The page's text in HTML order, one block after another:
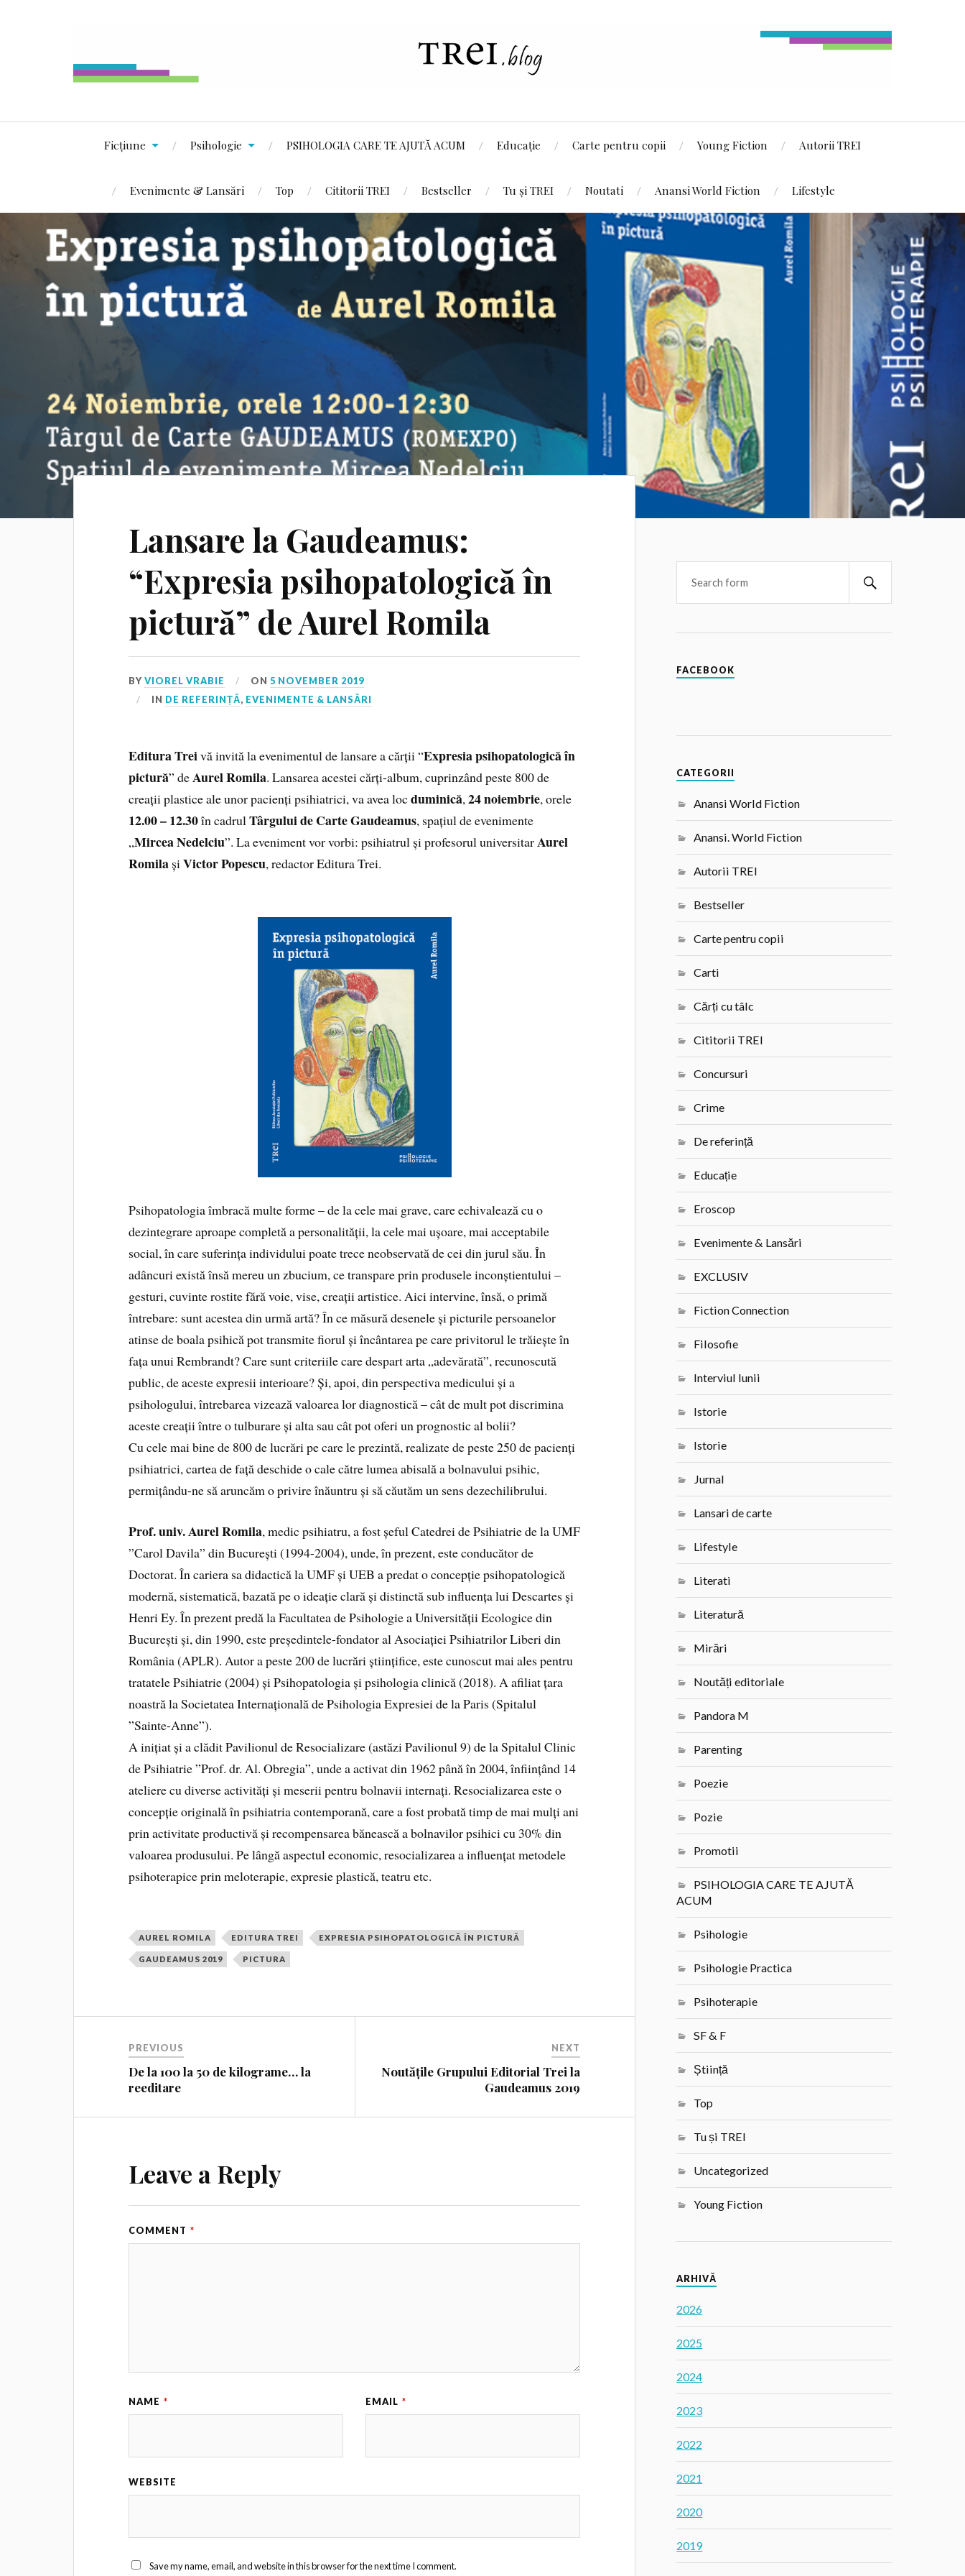
Ficțiune Psihologie PSIHOLOGIA CARE TE AJUTĂ ACUM Educație Carte pentru copii Young Fiction Autorii TREI
Evenimente & Lansări Top Cititorii TREI Bestseller Tu și TREI Noutati Anansi World Fiction Lifestyle
Lansare la Gaudeamus:
“Expresia psihopatologică în
pictură” de Aurel Romila
BYVIOREL VRABIE ON5 NOVEMBER 2019
IN DE REFERINȚĂ, EVENIMENTE & LANSĂRI
Editura Treivă invită la evenimentul de lansare a cărții “Expresia psihopatologică în
pictură” deAurel Romila. Lansarea acestei cărți-album, cuprinzând peste 800 de
creații plastice ale unor pacienți psihiatrici, va avea locduminică,24 noiembrie, orele
12.00 – 12.30în cadrulTârgului de Carte Gaudeamus, spațiul de evenimente
„Mircea Nedelciu”. La eveniment vor vorbi: psihiatrul și profesorul universitarAurel
Romila șiVictor Popescu, redactor Editura Trei.
Psihopatologia îmbracă multe forme – de la cele mai grave, care echivalează cu o
dezintegrare aproape completă a personalității, la cele mai ușoare, mai acceptabile
social, în care suferința individului poate trece neobservată de cei din jurul său. În
adâncuri există însă mereu un zbucium, ce transpare prin produsele inconștientului –
gesturi, cuvinte rostite fără voie, vise, creații artistice. Aici intervine, însă, o primă
întrebare: sunt acestea din urmă artă? În ce măsură desenele și picturile persoanelor
atinse de boala psihică pot transmite fiorul și încântarea pe care privitorul le trăiește în
fața unui Rembrandt? Care sunt criteriile care despart arta „adevărată”, recunoscută
public, de aceste expresii interioare? Și, apoi, din perspectiva medicului și a
psihologului, întrebarea vizează valoarea lor diagnostică – cât de mult pot discrimina
aceste creații între o tulburare și alta sau cât pot oferi un prognostic al bolii?
Cu cele mai bine de 800 de lucrări pe care le prezintă, realizate de peste 250 de pacienți
psihiatrici, cartea de față deschide o cale către lumea abisală a bolnavului psihic,
permițându-ne să aruncăm o privire înăuntru și să căutăm un sens dezechilibrului.
Prof. univ. Aurel Romila, medic psihiatru, a fost șeful Catedrei de Psihiatrie de la UMF
”Carol Davila” din București (1994-2004), unde, în prezent, este conducător de
Doctorat. În cariera sa didactică la UMF și UEB a predat o concepție psihopatologică
modernă, sistematică, bazată pe o ideație clară și distinctă sub influența lui Descartes și
Henri Ey. În prezent predă la Facultatea de Psihologie a Universității Ecologice din
București și, din 1990, este președintele-fondator al Asociației Psihiatrilor Liberi din
România (APLR). Autor a peste 200 de lucrări științifice, este cunoscut mai ales pentru
tratatele Psihiatrie (2004) și Psihopatologia și psihologia clinică (2018). A afiliat țara
noastră la Societatea Internațională de Psihologia Expresiei de la Paris (Spitalul
”Sainte-Anne”).
A inițiat și a clădit Pavilionul de Resocializare (astăzi Pavilionul 9) de la Spitalul Clinic
de Psihiatrie ”Prof. dr. Al. Obregia”, unde a activat din 1962 până în 2004, înființând 14
ateliere cu diverse activități și meserii pentru bolnavii internați. Resocializarea este o
concepție originală în psihiatria contemporană, care a fost probată timp de mai mulți ani
prin activitate productivă și recompensarea bănească a bolnavilor psihici cu 30% din
valoarea produsului. Pe lângă aspectul economic, resocializarea a influențat metodele
psihoterapice prin meloterapie, expresie plastică, teatru etc.
AUREL ROMILA EDITURA TREI EXPRESIA PSIHOPATOLOGICĂ ÎN PICTURĂ
GAUDEAMUS 2019 PICTURA
PREVIOUS
De la 100 la 50 de kilograme… la
reeditare
NEXT
Noutățile Grupului Editorial Trei la
Gaudeamus 2019
Leave a Reply
COMMENT *
NAME * EMAIL *
WEBSITE
Save my name, email, and website in this browser for the next time I comment.
FACEBOOK
CATEGORII
Anansi World Fiction
Anansi. World Fiction
Autorii TREI
Bestseller
Carte pentru copii
Carti
Cărți cu tâlc
Cititorii TREI
Concursuri
Crime
De referință
Educație
Eroscop
Evenimente & Lansări
EXCLUSIV
Fiction Connection
Filosofie
Interviul lunii
Istorie
Istorie
Jurnal
Lansari de carte
Lifestyle
Literati
Literatură
Mirări
Noutăți editoriale
Pandora M
Parenting
Poezie
Pozie
Promotii
PSIHOLOGIA CARE TE AJUTĂ
ACUM
Psihologie
Psihologie Practica
Psihoterapie
SF & F
Știință
Top
Tu și TREI
Uncategorized
Young Fiction
ARHIVĂ
2026
2025
2024
2023
2022
2021
2020
2019